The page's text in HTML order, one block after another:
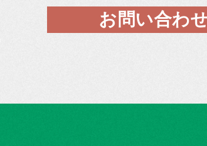
お問い合わ